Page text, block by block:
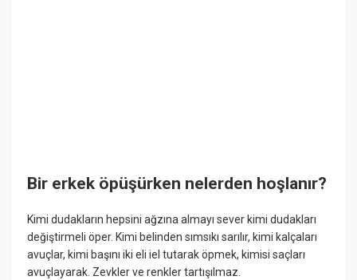
Bir erkek öpüşürken nelerden hoşlanır?
Kimi dudakların hepsini ağzına almayı sever kimi dudakları
değiştirmeli öper. Kimi belinden sımsıkı sarılır, kimi kalçaları
avuçlar, kimi başını iki eli iel tutarak öpmek, kimisi saçları
avuçlayarak. Zevkler ve renkler tartışılmaz.